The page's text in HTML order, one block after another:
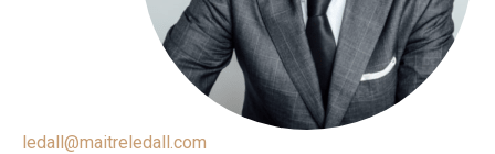
ledall@maitreledall.com